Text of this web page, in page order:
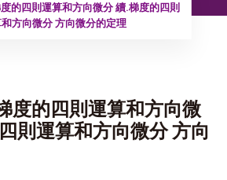
的四則運算和方向微分 續.梯度的四則
方向微分 方向微分的定理
度的四則運算和方向微
則運算和方向微分 方向